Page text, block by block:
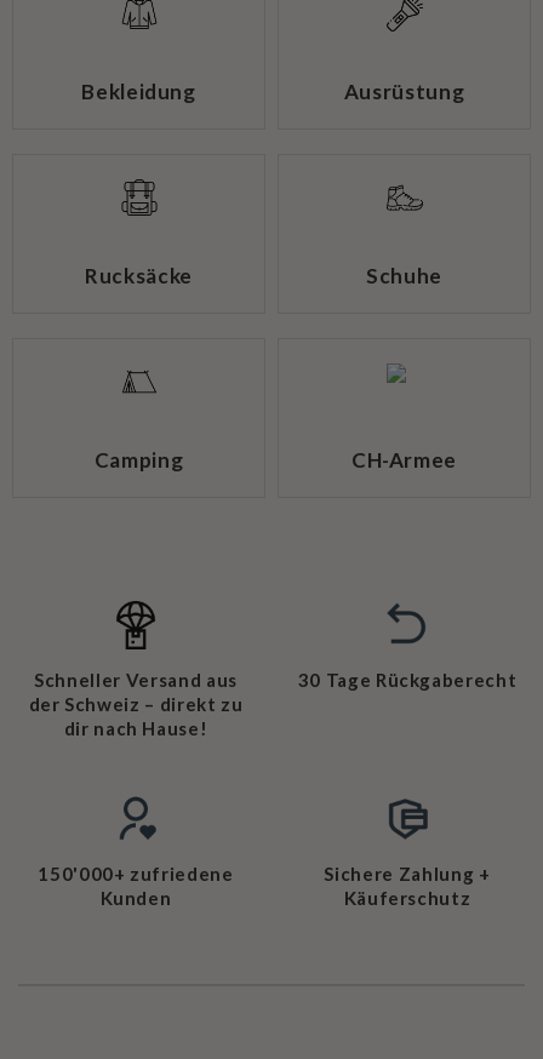
Bekleidung Ausrüstung
Rucksäcke Schuhe
Camping CH-Armee
Schneller Versand aus
der Schweiz – direkt zu
dir nach Hause!
30 Tage Rückgaberecht
150'000+ zufriedene
Kunden
Sichere Zahlung +
Käuferschutz